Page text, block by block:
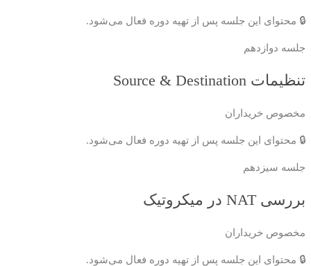
🔒 محتوای این جلسه پس از تهیه دوره فعال می‌شود.
جلسه دوازدهم
تنظیمات Source & Destination
مخصوص خریداران
🔒 محتوای این جلسه پس از تهیه دوره فعال می‌شود.
جلسه سیزدهم
بررسی NAT در میکروتیک
مخصوص خریداران
🔒 محتوای این جلسه پس از تهیه دوره فعال می‌شود.